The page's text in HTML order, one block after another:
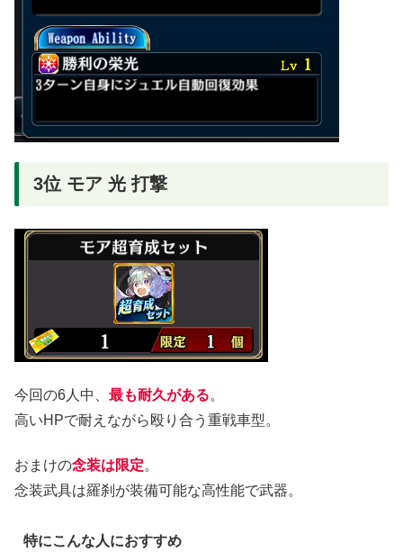
3位 モア 光 打撃
今回の6人中、 最も耐久がある。
高いHPで耐えながら殴り合う重戦車型。
おまけの念装は限定。
念装武具は羅刹が装備可能な高性能で武器。
特にこんな人におすすめ